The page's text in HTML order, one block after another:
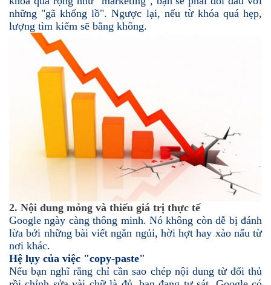
những "gã khổng lồ". Ngược lại, nếu từ khóa quá hẹp,
lượng tìm kiếm sẽ bằng không.
2. Nội dung mỏng và thiếu giá trị thực tế
Google ngày càng thông minh. Nó không còn dễ bị đánh
lừa bởi những bài viết ngắn ngủi, hời hợt hay xào nấu từ
nơi khác.
Hệ lụy của việc "copy-paste"
Nếu bạn nghĩ rằng chỉ cần sao chép nội dung từ đối thủ